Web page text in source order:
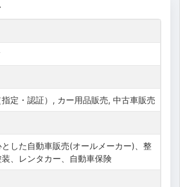
定・認証）, カー用品販売, 中古車販売
した自動車販売(オールメーカー)、整
、レンタカー、自動車保険